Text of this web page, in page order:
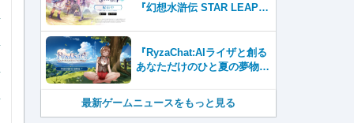
『幻想水滸伝 STAR LEAP』
『RyzaChat:AIライザと創る
あなただけのひと夏の夢物
テムはこれまでにない新鮮な
最新ゲームニュースをもっと見る